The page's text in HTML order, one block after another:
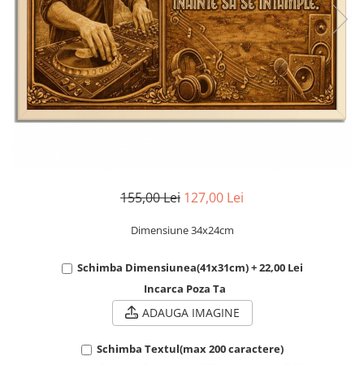
Cadouri Fiu/Fiică
Cadouri Bunici
Cadouri Cumnați
Cadouri Pisici/Câini
Cadouri Meserii&Hobby
Cadouri Columbofili
Cadouri Doctori/Asistente
Cadouri Fotbalisti
Cadouri Motociclisti
Cadouri Pescar
155,00 Lei 127,00 Lei
Dimensiune 34x24cm
Schimba Dimensiunea(41x31cm) + 22,00 Lei
Incarca Poza Ta
ADAUGA IMAGINE
Schimba Textul(max 200 caractere)